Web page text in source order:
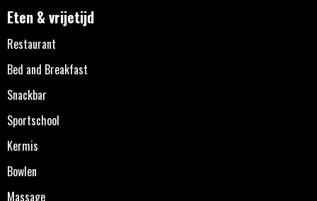
Eten & vrijetijd
Restaurant
Bed and Breakfast
Snackbar
Sportschool
Kermis
Bowlen
Massage